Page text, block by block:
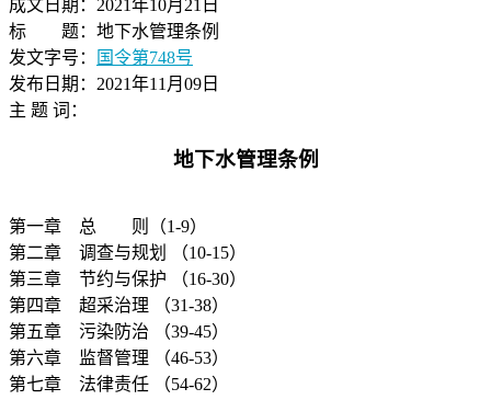
成文日期：2021年10月21日
标 题：地下水管理条例
发文字号：
国令第748号
发布日期：2021年11月09日
主 题 词：
地下水管理条例
第一章 总 则（1-9）
第二章 调查与规划 （10-15）
第三章 节约与保护 （16-30）
第四章 超采治理 （31-38）
第五章 污染防治 （39-45）
第六章 监督管理 （46-53）
第七章 法律责任 （54-62）